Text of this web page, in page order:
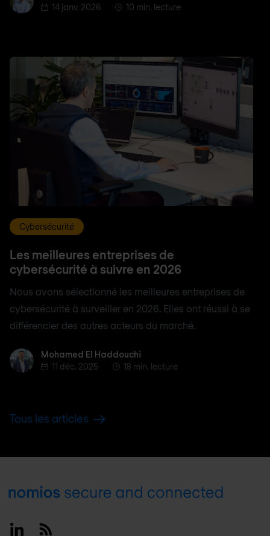
14 janv. 2026
10 min. lecture
Cybersécurité
Les meilleures entreprises de
cybersécurité à suivre en 2026
Nous avons sélectionné les meilleures entreprises de
cybersécurité à surveiller en 2026. Elles ont réussi à se
différencier des autres acteurs du marché.
Mohamed El Haddouchi
Mohamed El Haddouchi
11 déc. 2025
18 min. lecture
Tous les articles
Footer
LinkedinRSS